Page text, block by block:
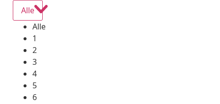
Alle
Alle
1
2
3
4
5
6